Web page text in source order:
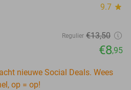
9.7 star
Regulier €13,50
€8,95
nieuwe Social Deals. Wees
op = op!